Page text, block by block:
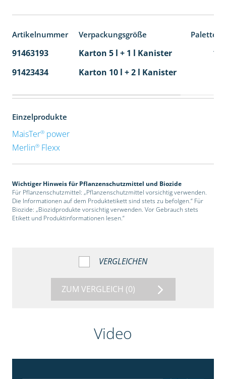
Artikelnummer Verpackungsgröße
91463193 Karton 5 l + 1 l Kanister
115
91423434
Karton 10 l + 2 l Kanister
Einzelprodukte
MaisTer®power
Merlin®Flexx
Wichtiger Hinweis für Pflanzenschutzmittel und Biozide
Für Pflanzenschutzmittel: „Pflanzenschutzmittel vorsichtig verwenden.
Die Informationen auf dem Produktetikett sind stets zu befolgen.“ Für
Biozide: „Biozidprodukte vorsichtig verwenden. Vor Gebrauch stets
Etikett und Produktinformationen lesen.“
VERGLEICHEN
ZUM VERGLEICH (0)
Video